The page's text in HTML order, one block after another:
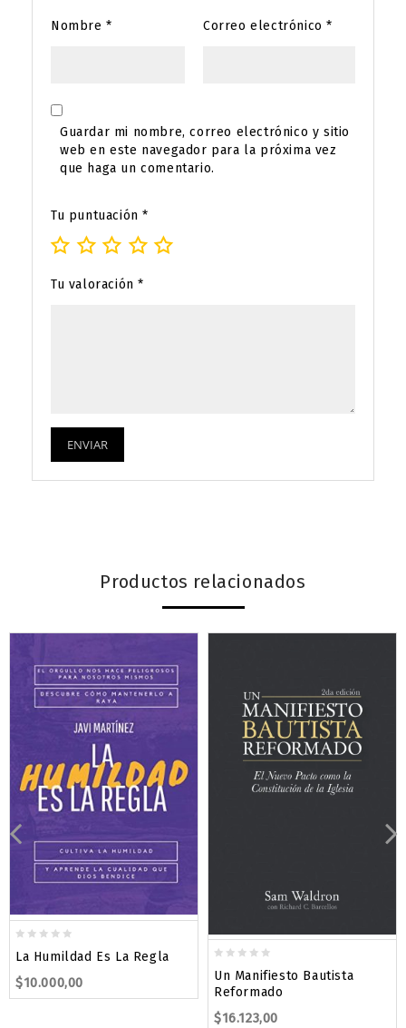
Nombre* Correo electrónico*
Guardar mi nombre, correo electrónico y sitio
web en este navegador para la próxima vez
que haga un comentario.
Tu puntuación*
Tu valoración*
Productos relacionados
out
of
La Humildad Es La Regla
$10.000,00
out
of
5
Un Manifiesto Bautista
Reformado
$16.123,00